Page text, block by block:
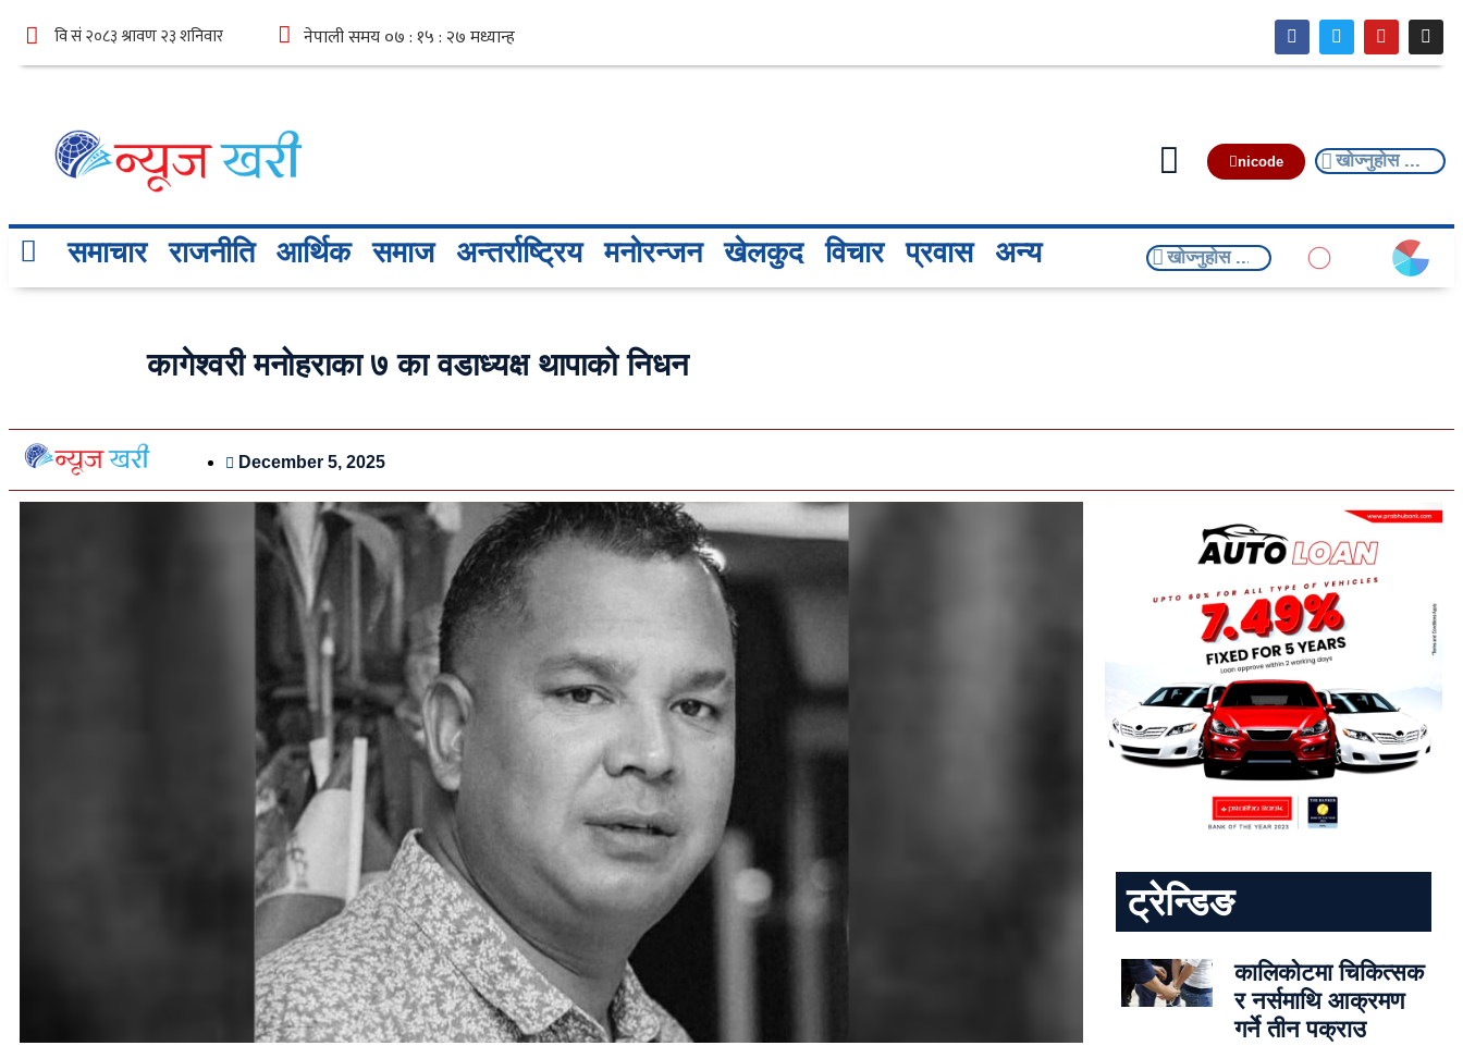
nicode
समाचार राजनीति आर्थिक समाज अन्तर्राष्ट्रिय मनोरन्जन खेलकुद विचार प्रवास अन्य
कागेश्वरी मनोहराका ७ का वडाध्यक्ष थापाको निधन
December 5, 2025
ट्रेन्डिङ
कालिकोटमा चिकित्सक
र नर्समाथि आक्रमण
गर्ने तीन पक्राउ